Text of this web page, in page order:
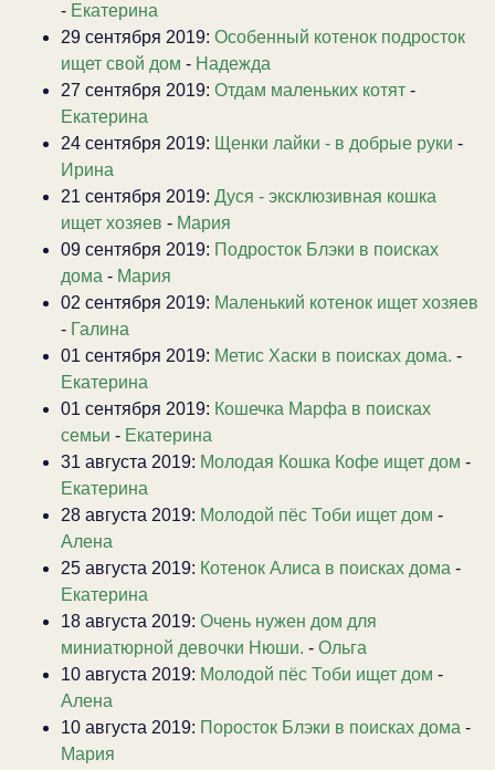
- Екатерина
29 сентября 2019: Особенный котенок подросток
ищет свой дом - Надежда
27 сентября 2019: Отдам маленьких котят -
Екатерина
24 сентября 2019: Щенки лайки - в добрые руки -
Ирина
21 сентября 2019: Дуся - эксклюзивная кошка
ищет хозяев - Мария
09 сентября 2019: Подросток Блэки в поисках
дома - Мария
02 сентября 2019: Маленький котенок ищет хозяев
- Галина
01 сентября 2019: Метис Хаски в поисках дома. -
Екатерина
01 сентября 2019: Кошечка Марфа в поисках
семьи - Екатерина
31 августа 2019: Молодая Кошка Кофе ищет дом -
Екатерина
28 августа 2019: Молодой пёс Тоби ищет дом -
Алена
25 августа 2019: Котенок Алиса в поисках дома -
Екатерина
18 августа 2019: Очень нужен дом для
миниатюрной девочки Нюши. - Ольга
10 августа 2019: Молодой пёс Тоби ищет дом -
Алена
10 августа 2019: Поросток Блэки в поисках дома -
Мария